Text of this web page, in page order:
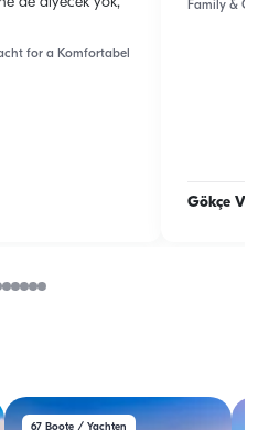
for a Komfortabel
Family &
Gökçe
67 Boote / Yachten